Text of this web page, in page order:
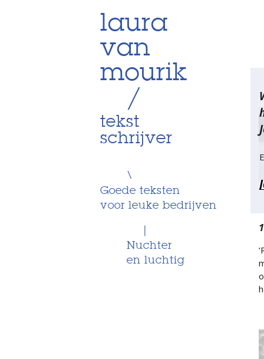
Skip
to
content
laura
van
mourik
/
tekst
schrijver
\
Goede teksten
voor leuke bedrijven
Nuchter
en luchtig